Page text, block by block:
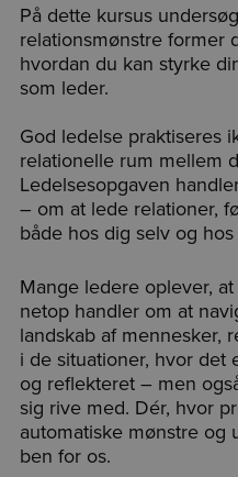
På dette kursus
relationsmønstre former
hvordan du kan styrke
som leder.
God ledelse praktiseres
relationelle rum mellem
Ledelsesopgaven
– om at lede relationer,
både hos dig selv og
Mange ledere oplever,
netop handler om at
landskab af mennesker,
i de situationer, hvor det
og reflekteret – men
sig rive med. Dér, hvor
automatiske mønstre
ben for os.